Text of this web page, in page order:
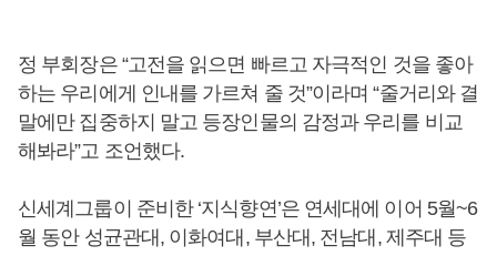
정 부회장은 “고전을 읽으면 빠르고 자극적인 것을 좋아
하는 우리에게 인내를 가르쳐 줄 것”이라며 “줄거리와 결
말에만 집중하지 말고 등장인물의 감정과 우리를 비교
해봐라”고 조언했다.
신세계그룹이 준비한 ‘지식향연’은 연세대에 이어 5월~6
월 동안 성균관대, 이화여대, 부산대, 전남대, 제주대 등